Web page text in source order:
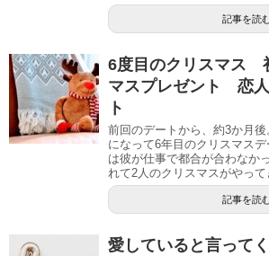
記事を読
6度目のクリスマス
マスプレゼント 恋
ト
前回のデートから、約3か月
になって6年目のクリスマス
は彼が仕事で都合が合わなか
れて2人のクリスマスがやって
記事を読
愛していると言って